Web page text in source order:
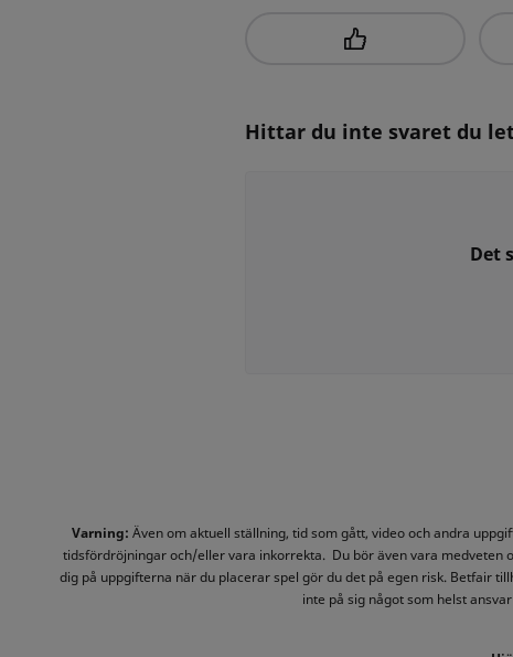
Hittar du inte svaret du
Det
Varning: Även om aktuell ställning, tid som gått, video och andra
tidsfördröjningar och/eller vara inkorrekta. Du bör även vara medveten
dig på uppgifterna när du placerar spel gör du det på egen risk. Betfair
inte på sig något som helst